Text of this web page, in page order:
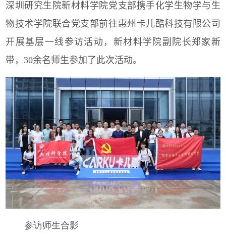
深圳研究生院新材料学院党支部携手化学生物学与生
物技术学院联合党支部前往惠州卡儿酷科技有限公司
开展基层一线参访活动，新材料学院副院长郑家新
带， 30余名师生参加了此次活动。
参访师生合影